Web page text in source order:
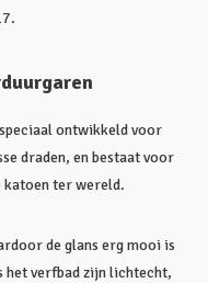
ontwikkeld voor
draden, en bestaat voor
katoen ter wereld.
de glans erg mooi is
verfbad zijn lichtecht,